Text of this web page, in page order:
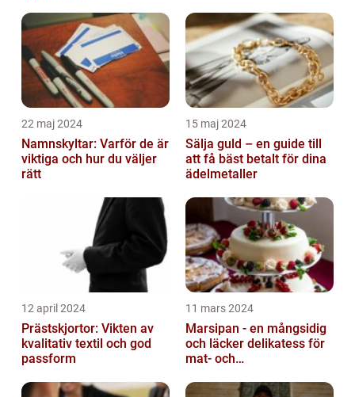
22 maj 2024
Namnskyltar: Varför de är
viktiga och hur du väljer
rätt
15 maj 2024
Sälja guld – en guide till
att få bäst betalt för dina
ädelmetaller
12 april 2024
Prästskjortor: Vikten av
kvalitativ textil och god
passform
11 mars 2024
Marsipan - en mångsidig
och läcker delikatess för
mat- och